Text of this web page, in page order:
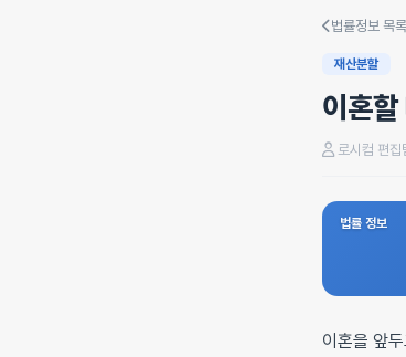
법률정보 목록
재산분할
이혼
로시컴 편집
법률 정보
이혼을 앞